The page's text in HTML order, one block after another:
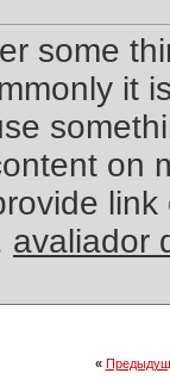
some
it
on
avaliador
«